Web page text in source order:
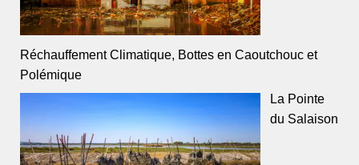
Réchauffement Climatique, Bottes en Caoutchouc et
Polémique
La Pointe
du Salaison